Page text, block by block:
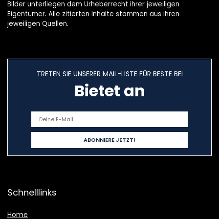
Bilder unterliegen dem Urheberrecht ihrer jeweiligen
Eigentümer. Alle zitierten Inhalte stammen aus ihren
jeweiligen Quellen.
TRETEN SIE UNSERER MAIL-LISTE FÜR BESTE BEI
Bietet an
Schnelllinks
Home